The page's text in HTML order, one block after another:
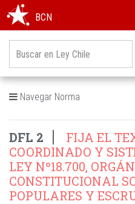
BCN
Navegar Norma
DFL 2
FIJA EL
COORDINADO Y
LEY Nº18.700,
CONSTITUCIONAL
POPULARES Y